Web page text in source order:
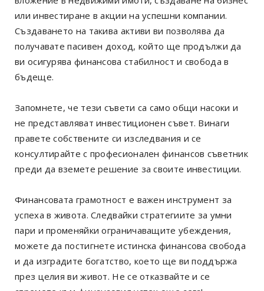
или инвестиране в акции на успешни компании.
Създаването на такива активи ви позволява да
получавате пасивен доход, който ще продължи да
ви осигурява финансова стабилност и свобода в
бъдеще.
Запомнете, че тези съвети са само общи насоки и
не представляват инвестиционен съвет. Винаги
правете собствените си изследвания и се
консултирайте с професионален финансов съветник
преди да вземете решение за своите инвестиции.
Финансовата грамотност е важен инструмент за
успеха в живота. Следвайки стратегиите за умни
пари и променяйки ограничаващите убеждения,
можете да постигнете истинска финансова свобода
и да изградите богатство, което ще ви поддържа
през целия ви живот. Не се отказвайте и се